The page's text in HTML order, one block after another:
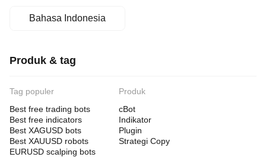
Bahasa Indonesia
Produk & tag
Tag populer
Best free trading bots
Best free indicators
Best XAGUSD bots
Best XAUUSD robots
EURUSD scalping bots
Produk
cBot
Indikator
Plugin
Strategi Copy